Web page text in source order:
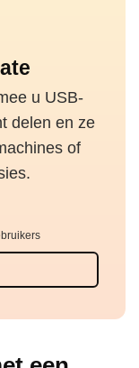
u USB-
delen en ze
of